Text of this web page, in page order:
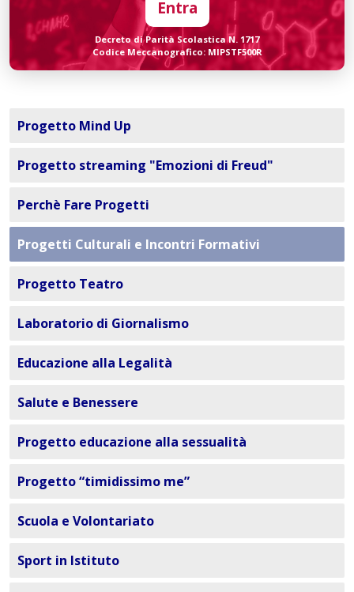
Entra
Decreto di Parità Scolastica N. 1717
Codice Meccanografico: MIPSTF500R
Progetto Mind Up
Progetto streaming "Emozioni di Freud"
Perchè Fare Progetti
Progetti Culturali e Incontri Formativi
Progetto Teatro
Laboratorio di Giornalismo
Educazione alla Legalità
Salute e Benessere
Progetto educazione alla sessualità
Progetto “timidissimo me”
Scuola e Volontariato
Sport in Istituto